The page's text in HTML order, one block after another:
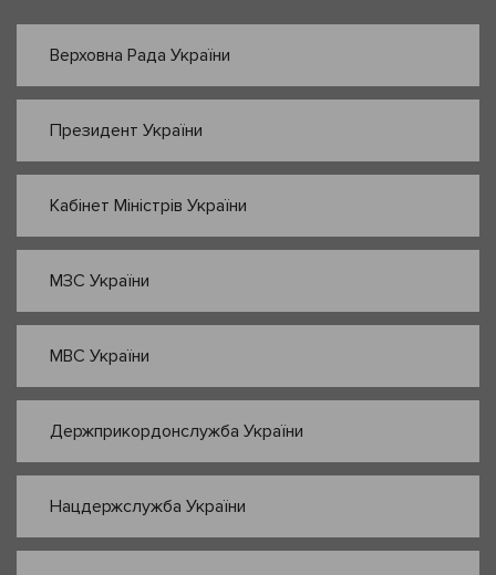
Верховна Рада України
Президент України
Кабінет Міністрів України
МЗС України
МВС України
Держприкордонслужба України
Нацдержслужба України